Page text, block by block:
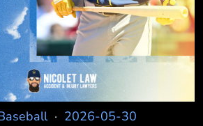
· 2026-05-30